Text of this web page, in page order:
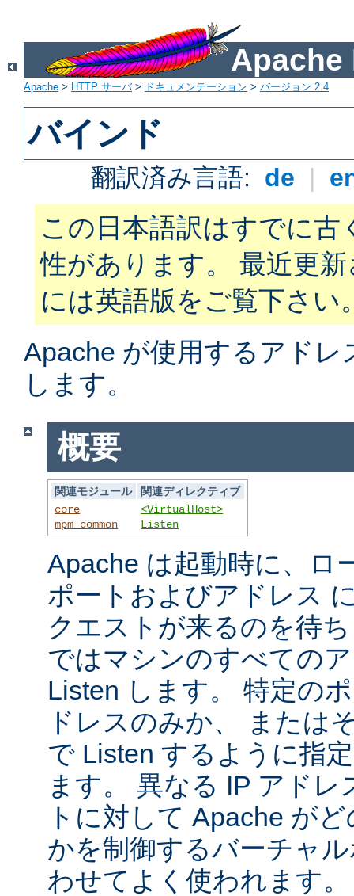
Apache
Apache > HTTP サーバ> ドキュメンテーション > バージョン 2.4
バインド
翻訳済み言語: de |
この日本語訳はすでに古
性があります。 最近更
には英語版をご覧下さい
Apache が使用するアド
します。
概要
関連モジュール
関連ディレクティブ
core
mpm_common
<VirtualHost>
Listen
Apache は起動時に、ロ
ポートおよびアドレス
クエストが来るのを待
ではマシンのすべての
Listen します。 特定の
ドレスのみか、 または
で Listen するように指
ます。 異なる IP アド
トに対して Apache が
かを制御するバーチャ
わせてよく使われます。